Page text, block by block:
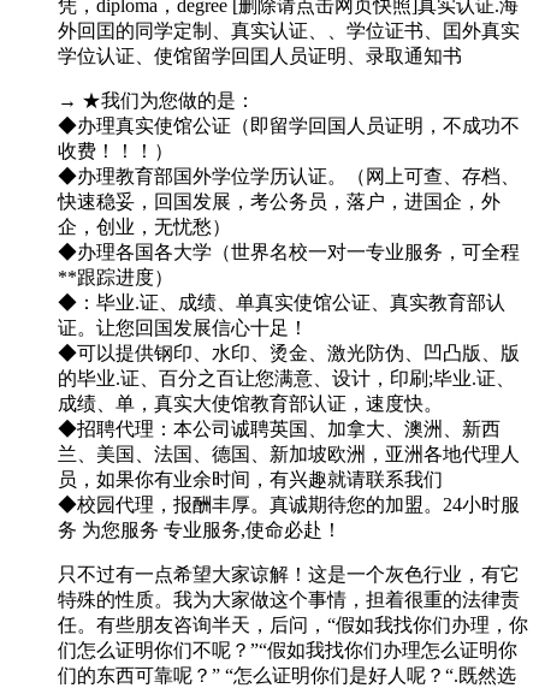
凭，diploma，degree [删除请点击网页快照]真实认证.海
外回囯的同学定制、真实认证、、学位证书、囯外真实
学位认证、使馆留学回囯人员证明、录取通知书
→ ★我们为您做的是：
◆办理真实使馆公证（即留学回国人员证明，不成功不
收费！！！）
◆办理教育部国外学位学历认证。（网上可查、存档、
快速稳妥，回国发展，考公务员，落户，进国企，外
企，创业，无忧愁）
◆办理各国各大学（世界名校一对一专业服务，可全程
**跟踪进度）
◆：毕业.证、成绩、单真实使馆公证、真实教育部认
证。让您回国发展信心十足！
◆可以提供钢印、水印、烫金、激光防伪、凹凸版、版
的毕业.证、百分之百让您满意、设计，印刷;毕业.证、
成绩、单，真实大使馆教育部认证，速度快。
◆招聘代理：本公司诚聘英国、加拿大、澳洲、新西
兰、美国、法国、德国、新加坡欧洲，亚洲各地代理人
员，如果你有业余时间，有兴趣就请联系我们
◆校园代理，报酬丰厚。真诚期待您的加盟。24小时服
务 为您服务 专业服务,使命必赴！
只不过有一点希望大家谅解！这是一个灰色行业，有它
特殊的性质。我为大家做这个事情，担着很重的法律责
任。有些朋友咨询半天，后问，“假如我找你们办理，你
们怎么证明你们不呢？”“假如我找你们办理怎么证明你
们的东西可靠呢？” “怎么证明你们是好人呢？“.既然选